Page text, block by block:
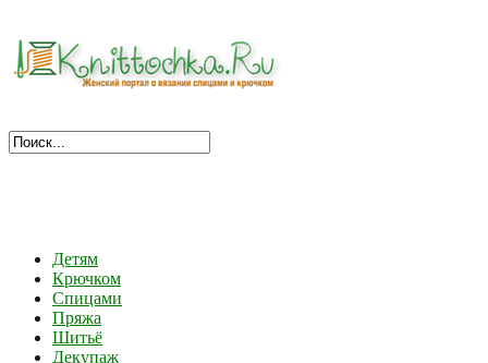
Детям
Крючком
Спицами
Пряжа
Шитьё
Декупаж